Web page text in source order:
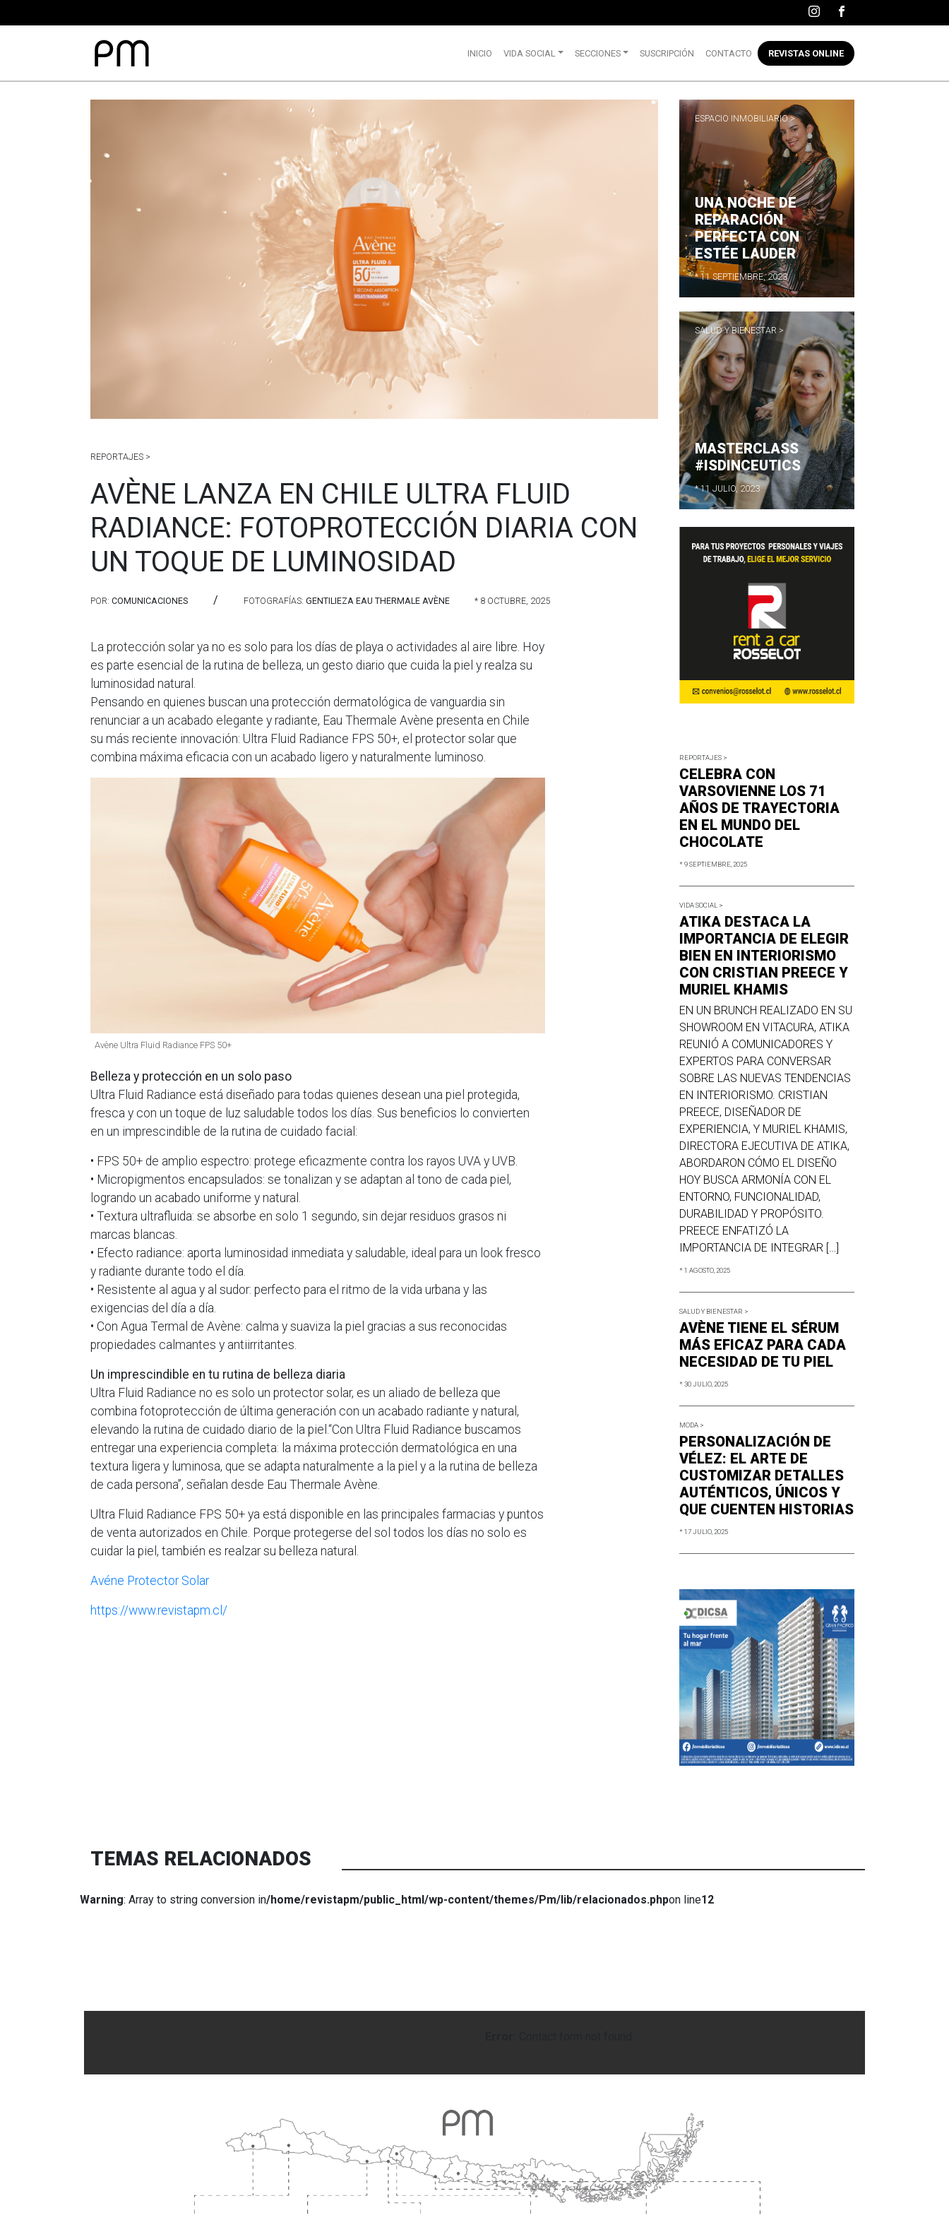
INICIO VIDA SOCIAL SECCIONES SUSCRIPCIÓN CONTACTO REVISTAS ONLINE
REPORTAJES >
AVÈNE LANZA EN CHILE ULTRA FLUID
RADIANCE: FOTOPROTECCIÓN DIARIA CON
UN TOQUE DE LUMINOSIDAD
POR: COMUNICACIONES / FOTOGRAFÍAS: GENTILIEZA EAU THERMALE AVÈNE * 8 OCTUBRE, 2025
La protección solar ya no es solo para los días de playa o actividades al aire libre. Hoy
es parte esencial de la rutina de belleza, un gesto diario que cuida la piel y realza su
luminosidad natural.
Pensando en quienes buscan una protección dermatológica de vanguardia sin
renunciar a un acabado elegante y radiante, Eau Thermale Avène presenta en Chile
su más reciente innovación: Ultra Fluid Radiance FPS 50+, el protector solar que
combina máxima eficacia con un acabado ligero y naturalmente luminoso.
Avène Ultra Fluid Radiance FPS 50+
Belleza y protección en un solo paso
Ultra Fluid Radiance está diseñado para todas quienes desean una piel protegida,
fresca y con un toque de luz saludable todos los días. Sus beneficios lo convierten
en un imprescindible de la rutina de cuidado facial:
• FPS 50+ de amplio espectro: protege eficazmente contra los rayos UVA y UVB.
• Micropigmentos encapsulados: se tonalizan y se adaptan al tono de cada piel,
logrando un acabado uniforme y natural.
• Textura ultrafluida: se absorbe en solo 1 segundo, sin dejar residuos grasos ni
marcas blancas.
• Efecto radiance: aporta luminosidad inmediata y saludable, ideal para un look fresco
y radiante durante todo el día.
• Resistente al agua y al sudor: perfecto para el ritmo de la vida urbana y las
exigencias del día a día.
• Con Agua Termal de Avène: calma y suaviza la piel gracias a sus reconocidas
propiedades calmantes y antiirritantes.
Un imprescindible en tu rutina de belleza diaria
Ultra Fluid Radiance no es solo un protector solar, es un aliado de belleza que
combina fotoprotección de última generación con un acabado radiante y natural,
elevando la rutina de cuidado diario de la piel.“Con Ultra Fluid Radiance buscamos
entregar una experiencia completa: la máxima protección dermatológica en una
textura ligera y luminosa, que se adapta naturalmente a la piel y a la rutina de belleza
de cada persona”, señalan desde Eau Thermale Avène.
Ultra Fluid Radiance FPS 50+ ya está disponible en las principales farmacias y puntos
de venta autorizados en Chile. Porque protegerse del sol todos los días no solo es
cuidar la piel, también es realzar su belleza natural.
Avéne Protector Solar
https://www.revistapm.cl/
ESPACIO INMOBILIARIO >
UNA NOCHE DE
REPARACIÓN
PERFECTA CON
ESTÉE LAUDER
* 11 SEPTIEMBRE, 2023
SALUD Y BIENESTAR >
MASTERCLASS
#ISDINCEUTICS
* 11 JULIO, 2023
REPORTAJES >
CELEBRA CON
VARSOVIENNE LOS 71
AÑOS DE TRAYECTORIA
EN EL MUNDO DEL
CHOCOLATE
* 9 SEPTIEMBRE, 2025
VIDA SOCIAL >
ATIKA DESTACA LA
IMPORTANCIA DE ELEGIR
BIEN EN INTERIORISMO
CON CRISTIAN PREECE Y
MURIEL KHAMIS
EN UN BRUNCH REALIZADO EN SU
SHOWROOM EN VITACURA, ATIKA
REUNIÓ A COMUNICADORES Y
EXPERTOS PARA CONVERSAR
SOBRE LAS NUEVAS TENDENCIAS
EN INTERIORISMO. CRISTIAN
PREECE, DISEÑADOR DE
EXPERIENCIA, Y MURIEL KHAMIS,
DIRECTORA EJECUTIVA DE ATIKA,
ABORDARON CÓMO EL DISEÑO
HOY BUSCA ARMONÍA CON EL
ENTORNO, FUNCIONALIDAD,
DURABILIDAD Y PROPÓSITO.
PREECE ENFATIZÓ LA
IMPORTANCIA DE INTEGRAR […]
* 1 AGOSTO, 2025
SALUD Y BIENESTAR >
AVÈNE TIENE EL SÉRUM
MÁS EFICAZ PARA CADA
NECESIDAD DE TU PIEL
* 30 JULIO, 2025
MODA >
PERSONALIZACIÓN DE
VÉLEZ: EL ARTE DE
CUSTOMIZAR DETALLES
AUTÉNTICOS, ÚNICOS Y
QUE CUENTEN HISTORIAS
* 17 JULIO, 2025
TEMAS RELACIONADOS
Warning: Array to string conversion in/home/revistapm/public_html/wp-content/themes/Pm/lib/relacionados.phpon line12